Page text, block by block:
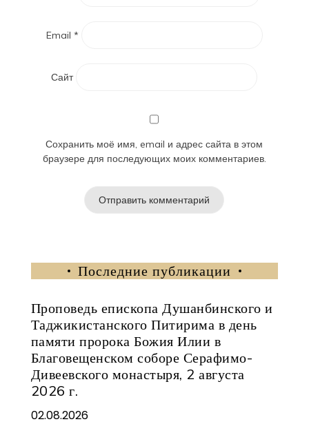
Email *
Сайт
Сохранить моё имя, email и адрес сайта в этом
браузере для последующих моих комментариев.
Последние публикации
Проповедь епископа Душанбинского и
Таджикистанского Питирима в день
памяти пророка Божия Илии в
Благовещенском соборе Серафимо-
Дивеевского монастыря, 2 августа
2026 г.
02.08.2026